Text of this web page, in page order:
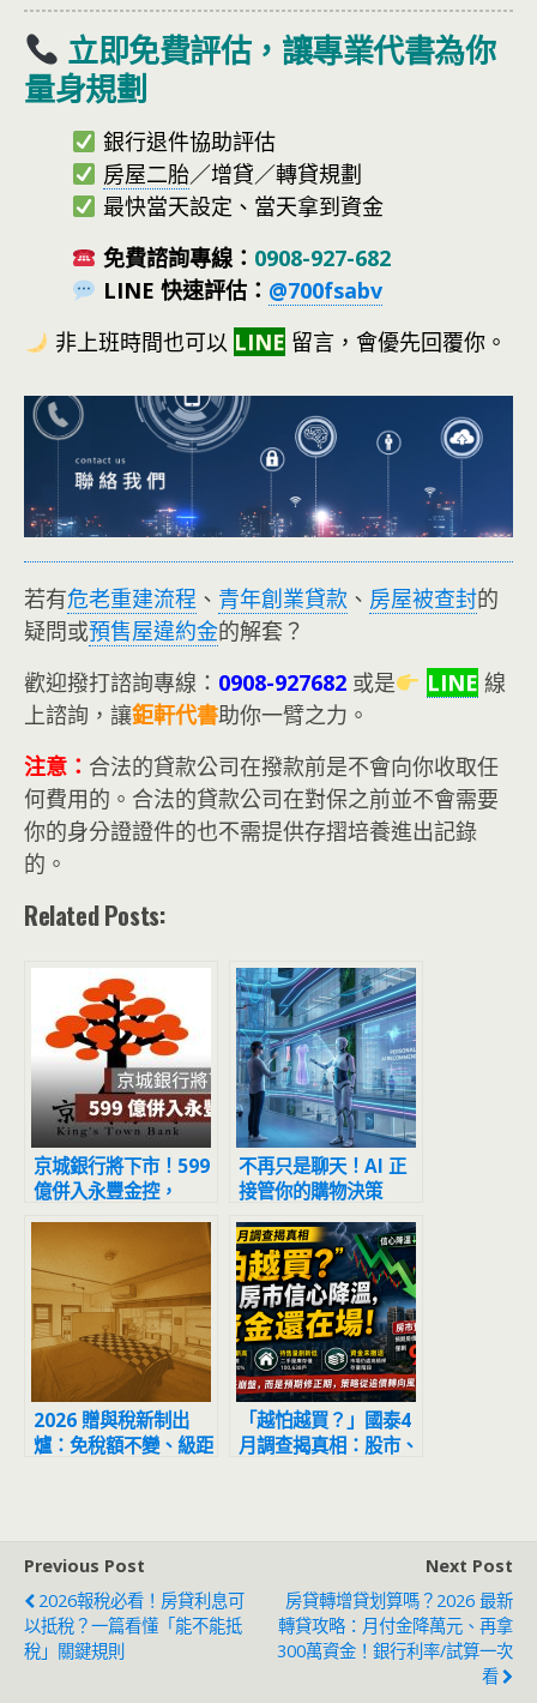
立即免費評估，讓專業代書為你
量身規劃
銀行退件協助評估
房屋二胎／增貸／轉貸規劃
最快當天設定、當天拿到資金
免費諮詢專線： 0908-927-682
LINE 快速評估： @700fsabv
非上班時間也可以 LINE 留言，會優先回覆你。
若有危老重建流程 、 青年創業貸款 、 房屋被查封的
疑問或預售屋違約金的解套？
歡迎撥打諮詢專線： 0908-927682 或是 LINE 線
上諮詢，讓鉅軒代書助你一臂之力。
注意： 合法的貸款公司在撥款前是不會向你收取任
何費用的。合法的貸款公司在對保之前並不會需要
你的身分證證件的也不需提供存摺培養進出記錄
的。
Related Posts:
京城銀行將下市！599
億併入永豐金控，
2026 年底前合併永豐
不再只是聊天！AI 正
接管你的購物決策
2026 年「代理式商
務」全面啟動
2026 贈與稅新制出
爐：免稅額不變、級距
「越怕越買？」國泰4
月調查揭真相：股市、
Previous Post
2026報稅必看！房貸利息可
以抵稅？一篇看懂「能不能抵
稅」關鍵規則
Next Post
房貸轉增貸划算嗎？2026 最新
轉貸攻略：月付金降萬元、再拿
300萬資金！銀行利率/試算一次
看